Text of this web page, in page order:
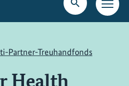
Suche
öffnen
Partner-Treuhandfonds
Health